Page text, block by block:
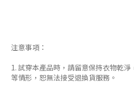
注意事項：
1. 試穿本產品時，請留意保持衣物乾
等情形，恕無法接受退換貨服務。